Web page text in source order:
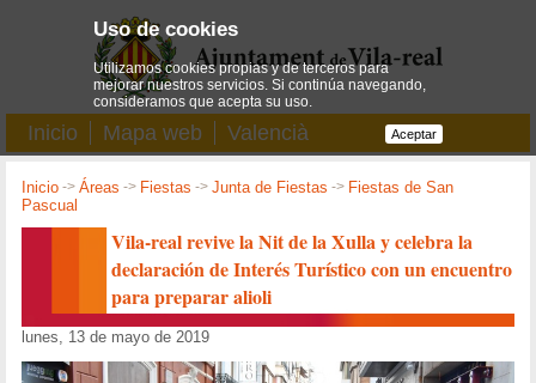
Inicio Mapa web Valencià
Inicio ->Áreas -> Fiestas ->Junta de Fiestas -> Fiestas de San
Pascual
Vila-real revive la Nit de la Xulla y celebra la
declaración de Interés Turístico con un encuentro
para preparar alioli
lunes, 13 de mayo de 2019
Uso de cookies
Utilizamos cookies propias y de terceros para
mejorar nuestros servicios. Si continúa navegando,
consideramos que acepta su uso.
Aceptar